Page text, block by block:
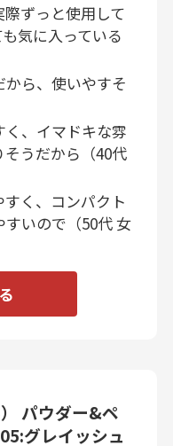
ずっと使用して
気に入っている
ら、使いやすそ
、イマドキな雰
うだから（40代
く、コンパクト
いので（50代 女
パウダー&ペ
グレイッシュ